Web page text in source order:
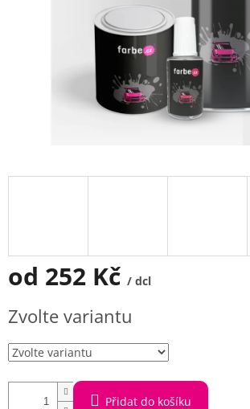
od 252 Kč / dcl
cena:
Zvolte variantu
Přidat do košíku